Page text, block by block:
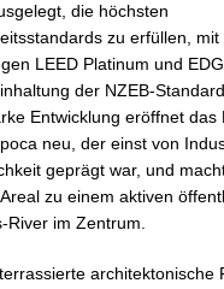
die höchsten
zu erfüllen,
LEED Platinum und
der NZEB-
Entwicklung eröffnet das
neu, der einst von
geprägt war, und
zu einem aktiven
River im Zentrum.
architektonische